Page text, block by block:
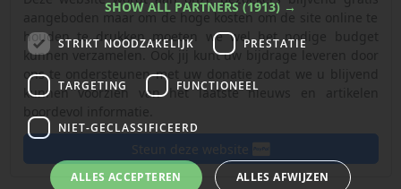
aangeboden maar om de hoge kosten om de site online te
houden te drukken moeten we wel het nodige budget
kunnen verzamelen. Ook jij kunt uw bijdrage leveren door
ons te ondersteunen met uw donatie zodat we u blijvend
kunnen voorzien van het laatste nieuws en artikelen
Steun deze website
SHOW ALL PARTNERS (1913) →
STRIKT NOODZAKELIJK PRESTATIE
TARGETING FUNCTIONEEL
NIET-GECLASSIFICEERD
ALLES ACCEPTEREN ALLES AFWIJZEN